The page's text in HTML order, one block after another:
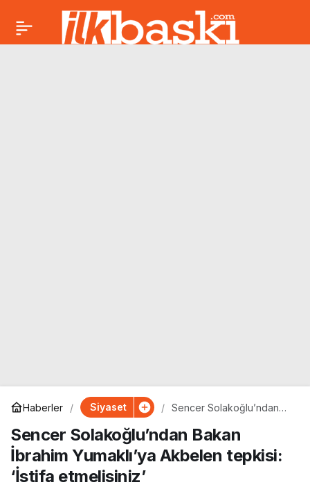
Haberler Siyaset
Sencer Solakoğlu’ndan
Akbelen tepkisi: ‘İstifa
etmelisiniz’
Sencer Solakoğlu’ndan Bakan
İbrahim Yumaklı’ya Akbelen tepkisi:
‘İstifa etmelisiniz’
Tülay